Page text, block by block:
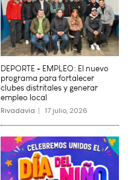
DEPORTE + EMPLEO: El nuevo
programa para fortalecer
clubes distritales y generar
empleo local
Rivadavia 17 julio, 2026